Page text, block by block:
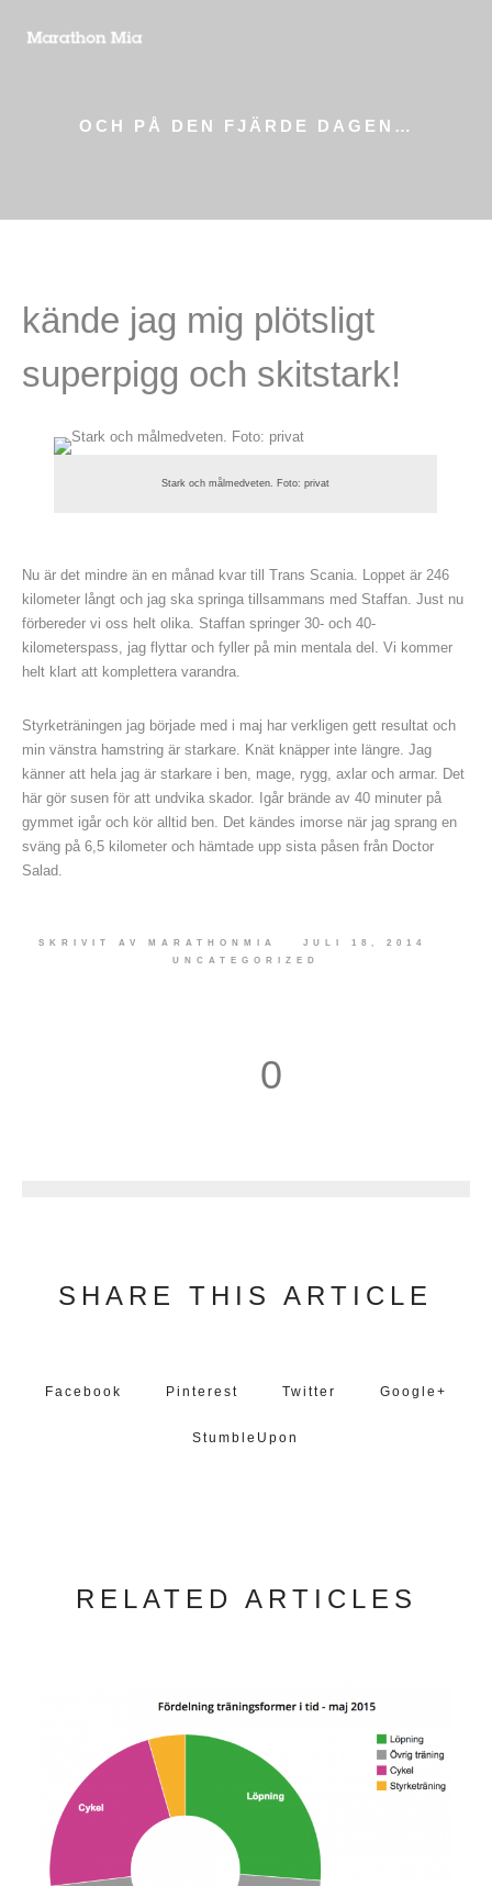
OCH PÅ DEN FJÄRDE DAGEN…
kände jag mig plötsligt
superpigg och skitstark!
Stark och målmedveten. Foto: privat
Nu är det mindre än en månad kvar till Trans Scania. Loppet är 246
kilometer långt och jag ska springa tillsammans med Staffan. Just nu
förbereder vi oss helt olika. Staffan springer 30- och 40-
kilometerspass, jag flyttar och fyller på min mentala del. Vi kommer
helt klart att komplettera varandra.
Styrketräningen jag började med i maj har verkligen gett resultat och
min vänstra hamstring är starkare. Knät knäpper inte längre. Jag
känner att hela jag är starkare i ben, mage, rygg, axlar och armar. Det
här gör susen för att undvika skador. Igår brände av 40 minuter på
gymmet igår och kör alltid ben. Det kändes imorse när jag sprang en
sväng på 6,5 kilometer och hämtade upp sista påsen från Doctor
Salad.
SKRIVIT AV MARATHONMIA
JULI 18, 2014
UNCATEGORIZED
0
SHARE THIS ARTICLE
Facebook Pinterest Twitter Google+
StumbleUpon
RELATED ARTICLES